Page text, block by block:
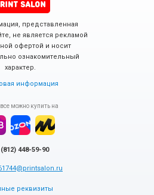
представленная
не является рекламой
офертой и носит
ознакомительный
характер.
информация
можно купить на
448-59-90
реквизиты